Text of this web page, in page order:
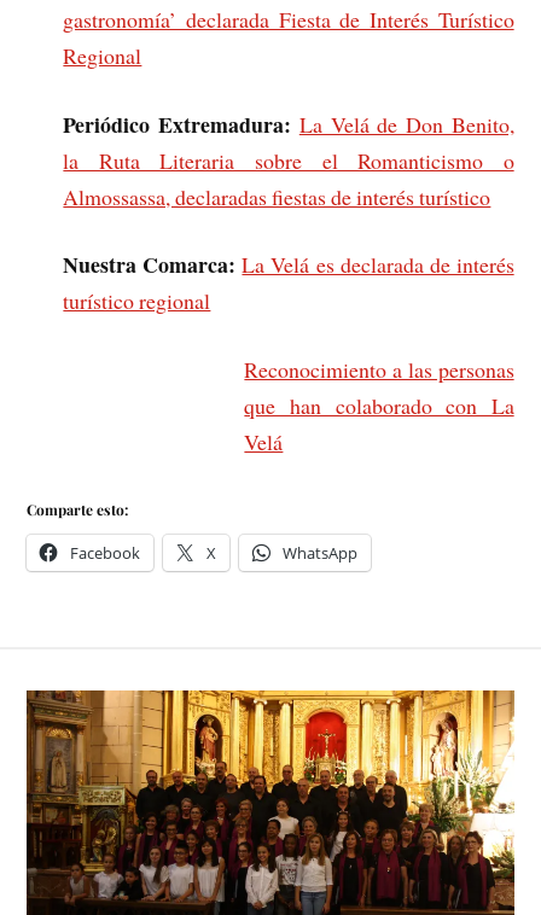
gastronomía’ declarada Fiesta de Interés Turístico
Regional
Periódico Extremadura: La Velá de Don Benito,
la Ruta Literaria sobre el Romanticismo o
Almossassa, declaradas fiestas de interés turístico
Nuestra Comarca: La Velá es declarada de interés
turístico regional
Reconocimiento a las personas
que han colaborado con La
Velá
Comparte esto:
Facebook X WhatsApp